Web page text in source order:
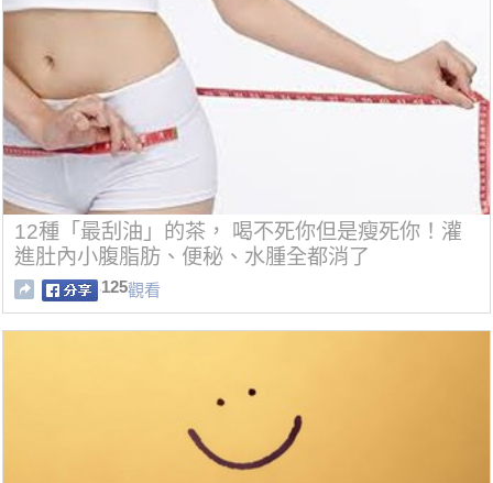
12種「最刮油」的茶， 喝不死你但是瘦死你！灌
進肚內小腹脂肪、便秘、水腫全都消了
125觀看